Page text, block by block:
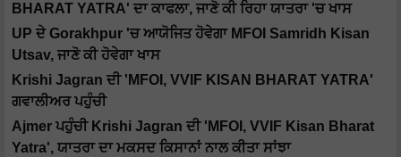
BHARAT YATRA' ਦਾ ਕਾਫਲਾ, ਜਾਣੋ ਕੀ ਰਿਹਾ ਯਾਤਰਾ 'ਚ ਖਾਸ
UP ਦੇ Gorakhpur 'ਚ ਆਯੋਜਿਤ ਹੋਵੇਗਾ MFOI Samridh Kisan
Utsav, ਜਾਣੋ ਕੀ ਹੋਵੇਗਾ ਖਾਸ
Krishi Jagran ਦੀ 'MFOI, VVIF KISAN BHARAT YATRA'
ਗਵਾਲੀਅਰ ਪਹੁੰਚੀ
Ajmer ਪਹੁੰਚੀ Krishi Jagran ਦੀ 'MFOI, VVIF Kisan Bharat
Yatra', ਯਾਤਰਾ ਦਾ ਮਕਸਦ ਕਿਸਾਨਾਂ ਨਾਲ ਕੀਤਾ ਸਾਂਝਾ